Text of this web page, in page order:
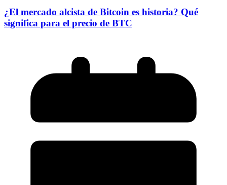
¿El mercado alcista de Bitcoin es historia? Qué
significa para el precio de BTC